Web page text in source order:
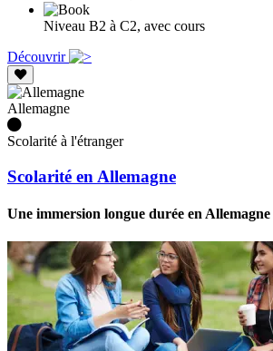
Niveau B2 à C2, avec cours
Découvrir
Allemagne
Scolarité à l'étranger
Scolarité en Allemagne
Une immersion longue durée en Allemagne